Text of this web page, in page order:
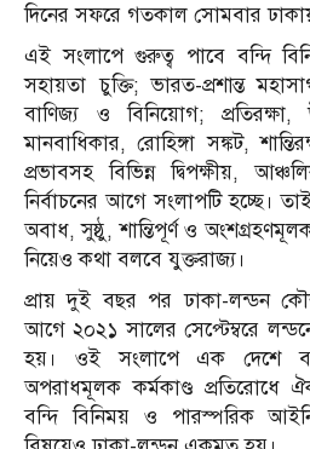
দিনের সফরে গতকাল সোমবার
এই সংলাপে গুরুত্ব পাবে বন্দি
সহায়তা চুক্তি; ভারত-প্রশান্ত
বাণিজ্য ও বিনিয়োগ;
মানবাধিকার, রোহিঙ্গা সঙ্কট,
প্রভাবসহ বিভিন্ন দ্বিপক্ষীয়,
নির্বাচনের আগে সংলাপটি হচ্ছে।
অবাধ, সুষ্ঠু, শান্তিপূর্ণ ও
নিয়েও কথা বলবে যুক্তরাজ্য।
প্রায় দুই বছর পর ঢাকা-লন্ডন
আগে ২০২১ সালের সেপ্টেম্বরে
হয়। ওই সংলাপে এক দেশে
অপরাধমূলক কর্মকাণ্ড প্রতিরোধে
বন্দি বিনিময় ও পারস্পরিক